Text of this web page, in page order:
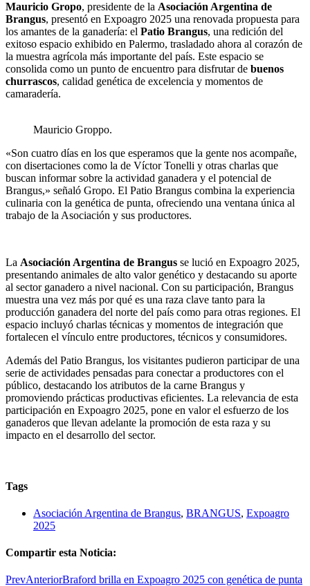
Mauricio Gropo, presidente de la Asociación Argentina de
Brangus, presentó en Expoagro 2025 una renovada propuesta para
los amantes de la ganadería: el Patio Brangus, una redición del
exitoso espacio exhibido en Palermo, trasladado ahora al corazón de
la muestra agrícola más importante del país. Este espacio se
consolida como un punto de encuentro para disfrutar de buenos
churrascos, calidad genética de excelencia y momentos de
camaradería.
Mauricio Groppo.
«Son cuatro días en los que esperamos que la gente nos acompañe,
con disertaciones como la de Víctor Tonelli y otras charlas que
buscan informar sobre la actividad ganadera y el potencial de
Brangus,» señaló Gropo. El Patio Brangus combina la experiencia
culinaria con la genética de punta, ofreciendo una ventana única al
trabajo de la Asociación y sus productores.
La Asociación Argentina de Brangus se lució en Expoagro 2025,
presentando animales de alto valor genético y destacando su aporte
al sector ganadero a nivel nacional. Con su participación, Brangus
muestra una vez más por qué es una raza clave tanto para la
producción ganadera del norte del país como para otras regiones. El
espacio incluyó charlas técnicas y momentos de integración que
fortalecen el vínculo entre productores, técnicos y consumidores.
Además del Patio Brangus, los visitantes pudieron participar de una
serie de actividades pensadas para conectar a productores con el
público, destacando los atributos de la carne Brangus y
promoviendo prácticas productivas eficientes. La relevancia de esta
participación en Expoagro 2025, pone en valor el esfuerzo de los
ganaderos que llevan adelante la promoción de esta raza y su
impacto en el desarrollo del sector.
Tags
Asociación Argentina de Brangus, BRANGUS, Expoagro
2025
Compartir esta Noticia:
PrevAnteriorBraford brilla en Expoagro 2025 con genética de punta